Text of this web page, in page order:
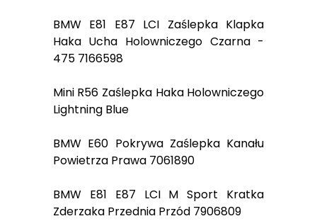
BMW E81 E87 LCI Zaślepka Klapka
Haka Ucha Holowniczego Czarna -
475 7166598
Mini R56 Zaślepka Haka Holowniczego
Lightning Blue
BMW E60 Pokrywa Zaślepka Kanału
Powietrza Prawa 7061890
BMW E81 E87 LCI M Sport Kratka
Zderzaka Przednia Przód 7906809